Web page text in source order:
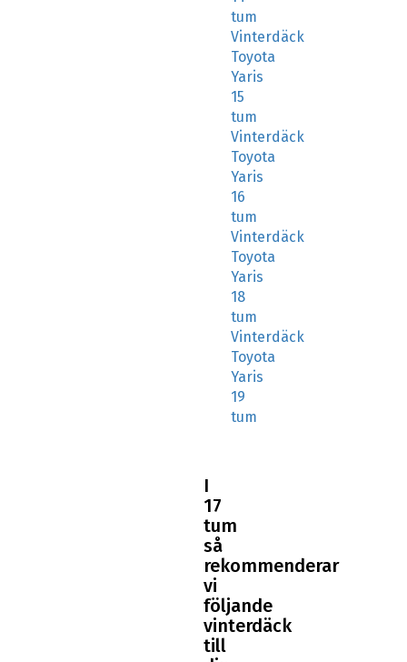
tum
Vinterdäck
Toyota
Yaris
15
tum
Vinterdäck
Toyota
Yaris
16
tum
Vinterdäck
Toyota
Yaris
18
tum
Vinterdäck
Toyota
Yaris
19
tum
I
17
tum
så
rekommenderar
vi
följande
vinterdäck
till